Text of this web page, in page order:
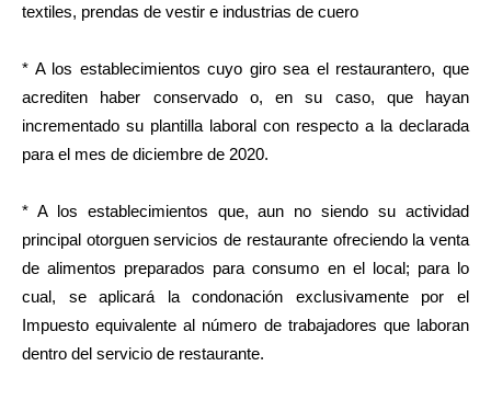
textiles, prendas de vestir e industrias de cuero
* A los establecimientos cuyo giro sea el restaurantero, que
acrediten haber conservado o, en su caso, que hayan
incrementado su plantilla laboral con respecto a la declarada
para el mes de diciembre de 2020.
* A los establecimientos que, aun no siendo su actividad
principal otorguen servicios de restaurante ofreciendo la venta
de alimentos preparados para consumo en el local; para lo
cual, se aplicará la condonación exclusivamente por el
Impuesto equivalente al número de trabajadores que laboran
dentro del servicio de restaurante.